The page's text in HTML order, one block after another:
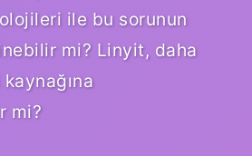
ile bu sorunun
mi? Linyit, daha
mi?